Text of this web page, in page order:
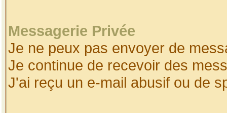
Messagerie Privée
Je ne peux pas envoyer de
Je continue de recevoir des
J'ai reçu un e-mail abusif ou de